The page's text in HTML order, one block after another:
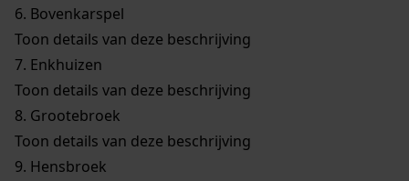
6. Bovenkarspel
Toon details van deze beschrijving
7. Enkhuizen
Toon details van deze beschrijving
8. Grootebroek
Toon details van deze beschrijving
9. Hensbroek